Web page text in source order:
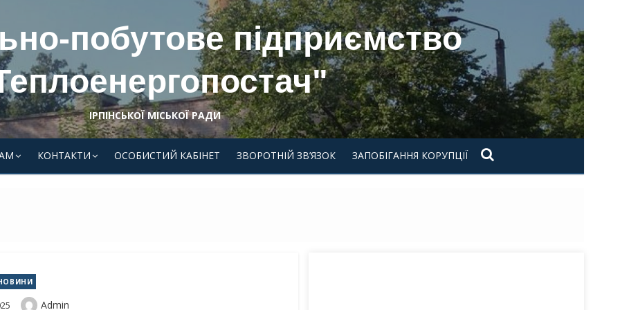
побутове підприємство
ІРПІНСЬКОЇ МІСЬКОЇ РАДИ
КОНТАКТИ ОСОБИСТИЙ КАБІНЕТ ЗВОРОТНІЙ ЗВ’ЯЗОК ЗАПОБІГАННЯ КОРУПЦІЇ
Author
Admin